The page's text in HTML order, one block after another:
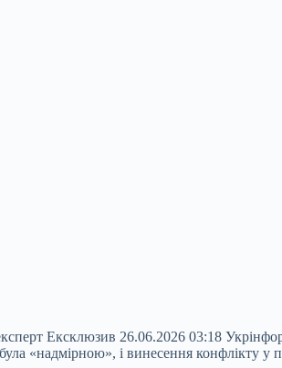
Ексклюзив 26.06.2026 03:18
«надмірною», і винесення конфлікту у